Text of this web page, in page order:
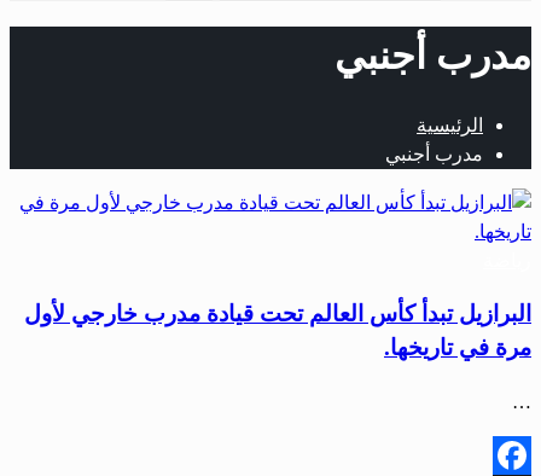
مدرب أجنبي
الرئيسية
مدرب أجنبي
البرازيل تبدأ كأس العالم تحت قيادة مدرب خارجي لأول
مرة في تاريخها.
…